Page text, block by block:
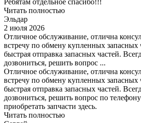
Читать полностью
Эльдар
2 июля 2026
Отличное обслуживание, отлична
встречу по обмену купленных запасных
быстрая отправка запасных частей.
дозвониться, решить вопрос ...
Отличное обслуживание, отлична
встречу по обмену купленных запасных
быстрая отправка запасных частей.
дозвониться, решить вопрос по
приобретать запчасти здесь.
Читать полностью